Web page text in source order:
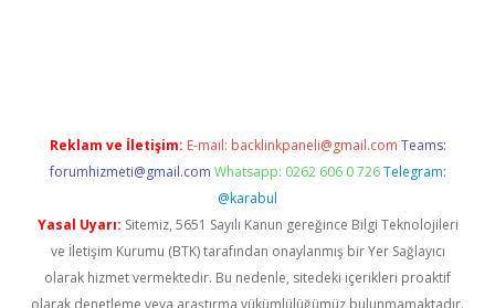
Reklam ve İletişim: E-mail: backlinkpaneli@gmail.com Teams:
forumhizmeti@gmail.com Whatsapp: 0262 606 0 726 Telegram:
@karabul
Yasal Uyarı: Sitemiz, 5651 Sayılı Kanun gereğince Bilgi Teknolojileri
ve İletişim Kurumu (BTK) tarafından onaylanmış bir Yer Sağlayıcı
olarak hizmet vermektedir. Bu nedenle, sitedeki içerikleri proaktif
olarak denetleme veya araştırma yükümlülüğümüz bulunmamaktadır.